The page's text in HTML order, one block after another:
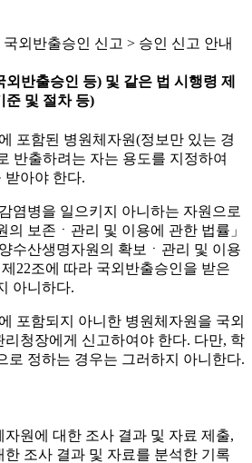
국외반출승인 신고 > 승인 신고 안내
반출승인 등) 및 같은 법 시행령 제
준 및 절차 등)
포함된 병원체자원(정보만 있는 경
반출하려는 자는 용도를 지정하여
받아야 한다.
염병을 일으키지 아니하는 자원으로
의 보존ㆍ관리 및 이용에 관한 법률」
수산생명자원의 확보ㆍ관리 및 이용
22조에 따라 국외반출승인을 받은
아니하다.
포함되지 아니한 병원체자원을 국외
청장에게 신고하여야 한다. 다만, 학
로 정하는 경우는 그러하지 아니한다.
원에 대한 조사 결과 및 자료 제출,
조사 결과 및 자료를 분석한 기록